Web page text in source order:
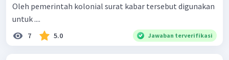
Oleh pemerintah kolonial surat kabar tersebut digunakan
untuk ....
7 5.0 Jawaban terverifikasi